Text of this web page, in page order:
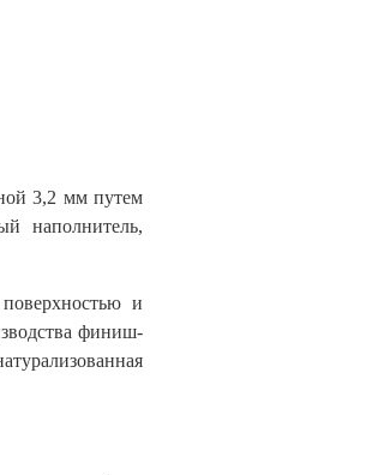
3,2 мм путем
наполнитель,
и
финиш-